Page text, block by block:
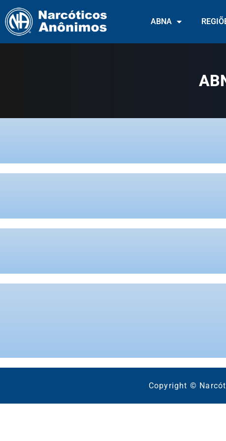
ABNA
Copyright ©